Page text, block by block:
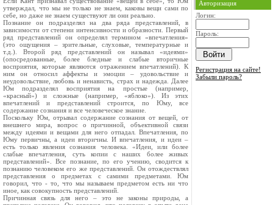
утверждал, что мы не только не знаем, каковы вещи сами по
себе, но даже не знаем существуют ли они реально.
Познание он подразделял на два ряда представлений, в
зависимости от степени интенсивности и образности. Первый
ряд представлений он определял термином «впечатления»
(это ощущения – зрительные, слуховые, температурные и
т.д.). Второй ряд представлений он называл «идеями»
(опосредованные, более бледные и слабые вторичные
восприятия, которые являются отражением впечатлений). К
ним он относил аффекты и эмоции – удовольствие и
неудовольствие, любовь и ненависть, страх и надежда. Далее
Юм подразделял восприятия на простые (например,
«красный») и сложные (например, «яблоко»). Из этих
впечатлений и представлений строится, по Юму, все
содержание сознания и все человеческое знание.
Поскольку Юм, отрывал содержание сознания от вещей, от
внешнего мира, вопрос о причинной, объективной связи
между идеями и вещами для него отпадал. Впечатления, по
Юму первичны, а идеи вторичны. И впечатления, и идеи –
есть только явления сознания человека. «Идеи, или более
слабые впечатления, суть копии с наших более живых
представлений». Все познание, по его учению, сводится к
познанию человеком его же представлений. Он отождествлял
представления о предметах с самими предметами. Юм
говорил, что - то, что мы называем предметом есть ни что
иное, как совокупность представлений.
Причинная связь для него – это не законы природы, а
Авторизация
Логин:
Пароль:
Регистрация на сайте!
Забыли пароль?